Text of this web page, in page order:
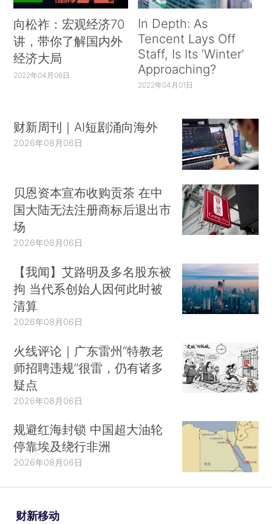
向松祚：宏观经济70
讲，带你了解国内外
经济大局
2022年04月06日
In Depth: As
Tencent Lays Off
Staff, Is Its ‘Winter’
Approaching?
2022年04月01日
财新周刊｜AI短剧涌向海外
2026年08月06日
贝恩资本宣布收购贡茶 在中
国大陆无法注册商标后退出市
场
2026年08月06日
【我闻】艾路明及多名股东被
拘 当代系创始人因何此时被
清算
2026年08月06日
火线评论｜广东雷州“特教老
师招聘违规”很雷，仍有诸多
疑点
2026年08月06日
规避红海封锁 中国超大油轮
停靠埃及绕行非洲
2026年08月06日
财新移动